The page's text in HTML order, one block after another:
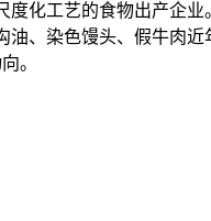
化工艺的食物出产企
、染色馒头、假牛肉
。